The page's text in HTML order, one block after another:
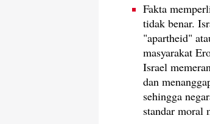
Fakta
tidak benar.
"apartheid"
masyarakat
Israel
dan
sehingga
standar moral